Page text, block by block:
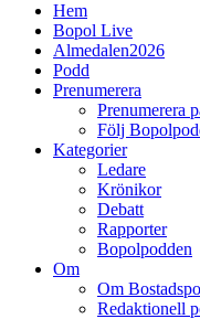
Hem
Bopol Live
Almedalen2026
Podd
Prenumerera
Prenumerera
Följ
Kategorier
Ledare
Krönikor
Debatt
Rapporter
Bopolpodden
Om
Om
Redaktionell